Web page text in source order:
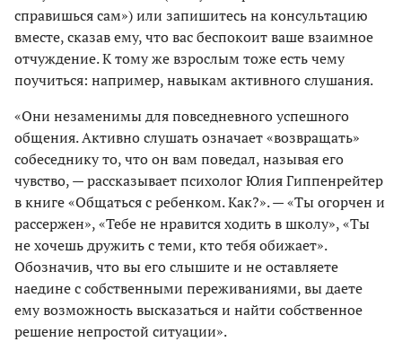
справишься сам») или запишитесь на консультацию
вместе, сказав ему, что вас беспокоит ваше взаимное
отчуждение. К тому же взрослым тоже есть чему
поучиться: например, навыкам активного слушания.
«Они незаменимы для повседневного успешного
общения. Активно слушать означает «возвращать»
собеседнику то, что он вам поведал, называя его
чувство, — рассказывает психолог Юлия Гиппенрейтер
в книге «Общаться с ребенком. Как?». — «Ты огорчен и
рассержен», «Тебе не нравится ходить в школу», «Ты
не хочешь дружить с теми, кто тебя обижает».
Обозначив, что вы его слышите и не оставляете
наедине с собственными переживаниями, вы даете
ему возможность высказаться и найти собственное
решение непростой ситуации».